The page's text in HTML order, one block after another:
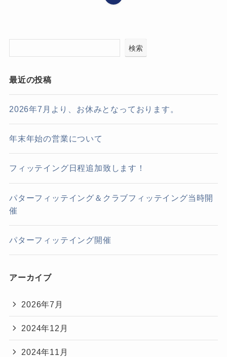
検索
最近の投稿
2026年7月より、お休みとなっております。
年末年始の営業について
フィッテイング日程追加致します！
パターフィッテイング＆クラブフィッテイング当時開
催
パターフィッテイング開催
アーカイブ
2026年7月
2024年12月
2024年11月